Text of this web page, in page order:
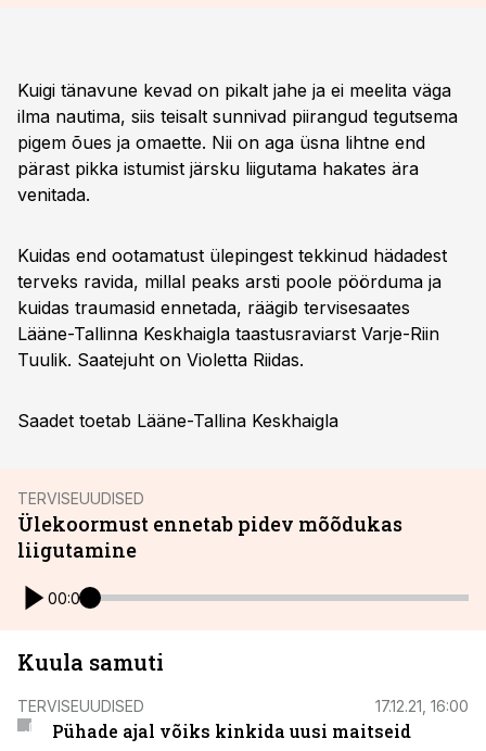
Kuigi tänavune kevad on pikalt jahe ja ei meelita väga
ilma nautima, siis teisalt sunnivad piirangud tegutsema
pigem õues ja omaette. Nii on aga üsna lihtne end
pärast pikka istumist järsku liigutama hakates ära
venitada.
Kuidas end ootamatust ülepingest tekkinud hädadest
terveks ravida, millal peaks arsti poole pöörduma ja
kuidas traumasid ennetada, räägib tervisesaates
Lääne-Tallinna Keskhaigla taastusraviarst Varje-Riin
Tuulik. Saatejuht on Violetta Riidas.
Saadet toetab Lääne-Tallina Keskhaigla
TERVISEUUDISED
Ülekoormust ennetab pidev mõõdukas
liigutamine
00:00
Kuula samuti
TERVISEUUDISED 17.12.21, 16:00
Pühade ajal võiks kinkida uusi maitseid